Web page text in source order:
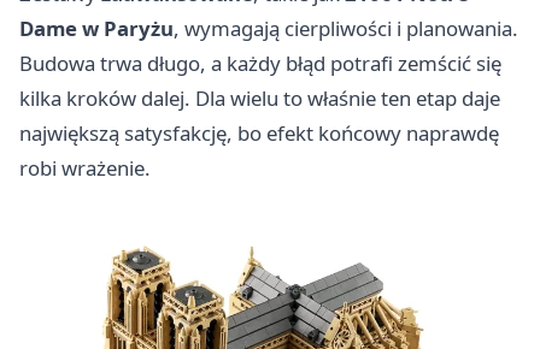
Dame w Paryżu, wymagają cierpliwości i planowania.
Budowa trwa długo, a każdy błąd potrafi zemścić się
kilka kroków dalej. Dla wielu to właśnie ten etap daje
największą satysfakcję, bo efekt końcowy naprawdę
robi wrażenie.